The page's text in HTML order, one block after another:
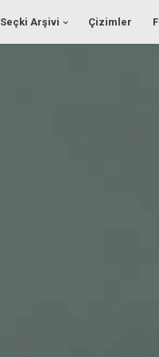
Seçki Arşivi Çizimler